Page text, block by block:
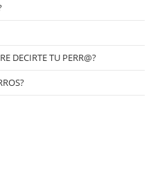
DECIRTE TU PERR@?